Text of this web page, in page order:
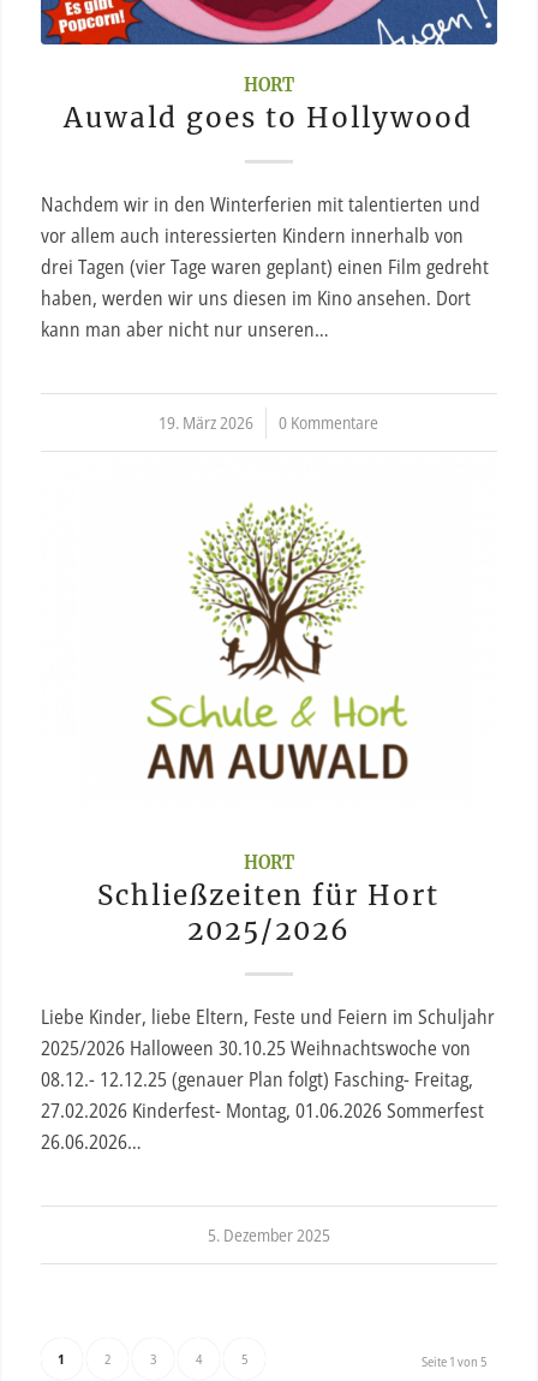
HORT
Auwald goes to Hollywood
Nachdem wir in den Winterferien mit talentierten und
vor allem auch interessierten Kindern innerhalb von
drei Tagen (vier Tage waren geplant) einen Film gedreht
haben, werden wir uns diesen im Kino ansehen. Dort
kann man aber nicht nur unseren…
19. März 2026
/ 0 Kommentare
HORT
Schließzeiten für Hort
2025/2026
Liebe Kinder, liebe Eltern, Feste und Feiern im Schuljahr
2025/2026 Halloween 30.10.25 Weihnachtswoche von
08.12.- 12.12.25 (genauer Plan folgt) Fasching- Freitag,
27.02.2026 Kinderfest- Montag, 01.06.2026 Sommerfest
26.06.2026…
5. Dezember 2025
Seite 1 von 5
1 2 3 4 5